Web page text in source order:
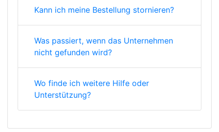
Kann ich meine Bestellung stornieren?
Was passiert, wenn das Unternehmen
nicht gefunden wird?
Wo finde ich weitere Hilfe oder
Unterstützung?